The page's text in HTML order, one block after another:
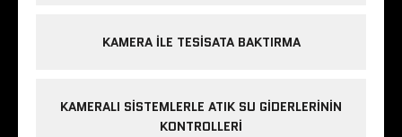
KAMERA ILE TESISATA BAKTIRMA
KAMERALI SISTEMLERLE ATIK SU GIDERLERININ
KONTROLLERI